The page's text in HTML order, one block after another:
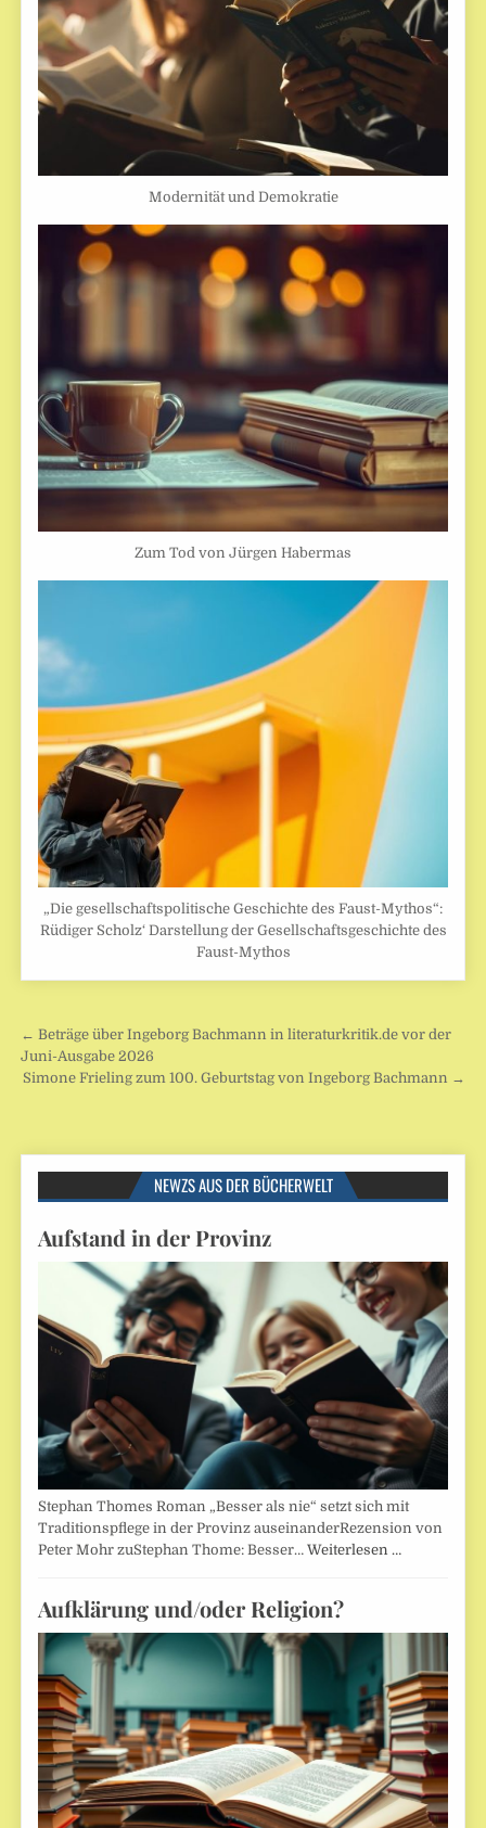
Modernität und Demokratie
Zum Tod von Jürgen Habermas
„Die gesellschaftspolitische Geschichte des Faust-Mythos“:
Rüdiger Scholz‘ Darstellung der Gesellschaftsgeschichte des
Faust-Mythos
Beitragsnavigation
← Beträge über Ingeborg Bachmann in literaturkritik.de vor der
Juni-Ausgabe 2026
Simone Frieling zum 100. Geburtstag von Ingeborg Bachmann →
NEWZS AUS DER BÜCHERWELT
Aufstand in der Provinz
Stephan Thomes Roman „Besser als nie“ setzt sich mit
Traditionspflege in der Provinz auseinanderRezension von
Peter Mohr zuStephan Thome: Besser…Weiterlesen …
Aufklärung und/oder Religion?